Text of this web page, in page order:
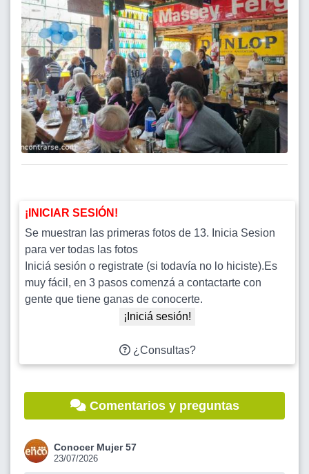
¡INICIAR SESIÓN!
Se muestran las primeras fotos de 13. Inicia Sesion
para ver todas las fotos
Iniciá sesión o registrate (si todavía no lo hiciste).Es
muy fácil, en 3 pasos comenzá a contactarte con
gente que tiene ganas de conocerte.
¡Iniciá sesión!
¿Consultas?
Comentarios y preguntas
Conocer Mujer 57
23/07/2026